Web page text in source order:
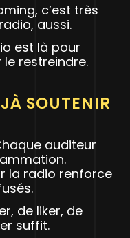
c’est très
aussi.
est là pour
restreindre.
SOUTENIR
auditeur
la radio renforce
de liker, de
suffit.